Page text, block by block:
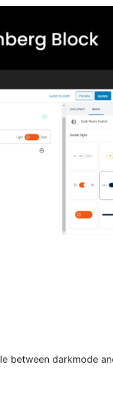
between darkmode